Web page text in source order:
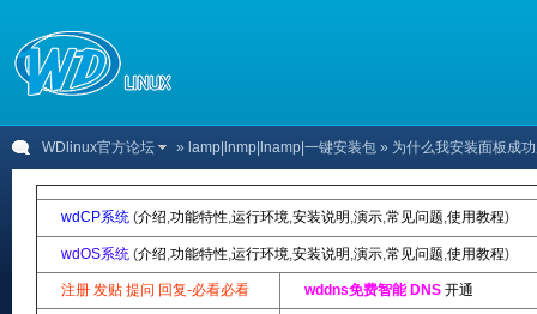
WDlinux官方论坛 » lamp|lnmp|lnamp|一键安装包 » 为什么我安装面板成
wdCP系统 (介绍,功能特性,运行环境,安装说明 ,演示,常见问题,使用教程)
wdOS系统 (介绍,功能特性,运行环境,安装说明 ,演示,常见问题,使用教程)
注册 发贴 提问 回复-必看必看 wddns免费智能 DNS 开通